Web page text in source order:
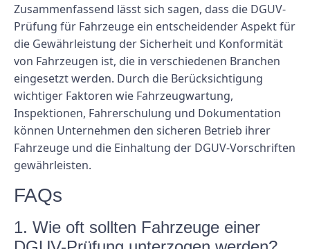
Zusammenfassend lässt sich sagen, dass die DGUV-
Prüfung für Fahrzeuge ein entscheidender Aspekt für
die Gewährleistung der Sicherheit und Konformität
von Fahrzeugen ist, die in verschiedenen Branchen
eingesetzt werden. Durch die Berücksichtigung
wichtiger Faktoren wie Fahrzeugwartung,
Inspektionen, Fahrerschulung und Dokumentation
können Unternehmen den sicheren Betrieb ihrer
Fahrzeuge und die Einhaltung der DGUV-Vorschriften
gewährleisten.
FAQs
1. Wie oft sollten Fahrzeuge einer